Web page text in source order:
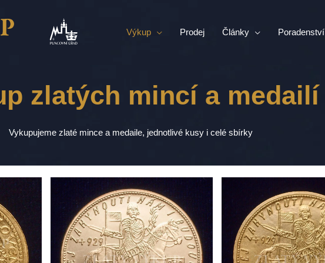
Výkup Prodej Články Poradenství
zlatých mincí a medailí
Vykupujeme zlaté mince a medaile, jednotlivé kusy i celé sbírky